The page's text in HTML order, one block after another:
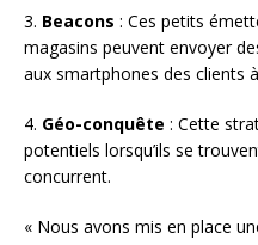
3. Beacons : Ces petits
magasins peuvent envoyer
aux smartphones des clients
4. Géo-conquête : Cette
potentiels lorsqu’ils se
concurrent.
« Nous avons mis en place